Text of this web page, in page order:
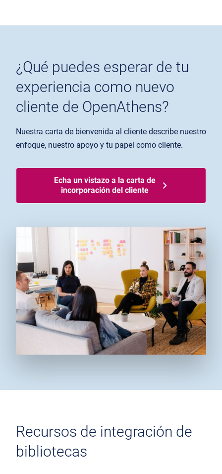
¿Qué puedes esperar de tu
experiencia como nuevo
cliente de OpenAthens?
Nuestra carta de bienvenida al cliente describe nuestro
enfoque, nuestro apoyo y tu papel como cliente.
Echa un vistazo a la carta de
incorporación del cliente
Recursos de integración de
bibliotecas